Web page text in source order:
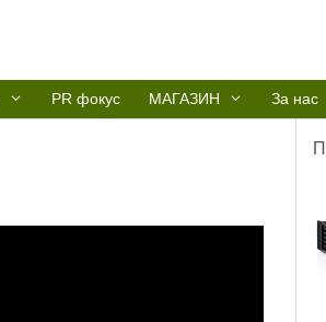
PR фокус МАГАЗИН За нас